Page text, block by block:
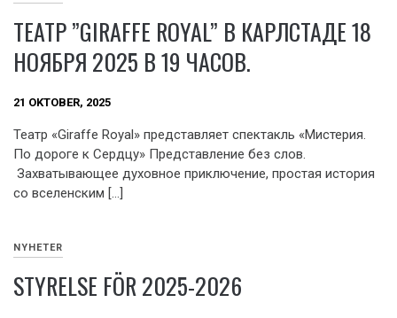
ТЕАТР ”GIRAFFE ROYAL” В КАРЛСТАДЕ 18
НОЯБРЯ 2025 В 19 ЧАСОВ.
21 OKTOBER, 2025
Театр «Giraffe Royal» представляет спектакль «Мистерия.
По дороге к Сердцу» Представление без слов.
Захватывающее духовное приключение, простая история
со вселенским […]
NYHETER
STYRELSE FÖR 2025-2026